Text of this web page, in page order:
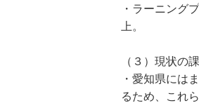
・ラーニング
上。
（３）現状の
・愛知県には
るため、これ